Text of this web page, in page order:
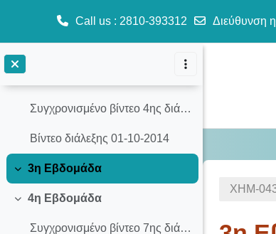
Call us : 2810-393312 Διεύθυνση
Σύμπτυξη
2η Εβδομάδα
Συγχρονισμένο βίντεο 4ης διάλεξης (01-10-2014)
Βίντεο διάλεξης 01-10-2014
Σύμπτυξη
3η Εβδομάδα
Σύμπτυξη
4η Εβδομάδα
Συγχρονισμένο βίντεο 7ης διάλεξης (13-10-2014)
ΧΗΜ-